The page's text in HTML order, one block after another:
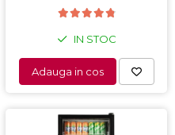
IN STOC
Adauga in cos